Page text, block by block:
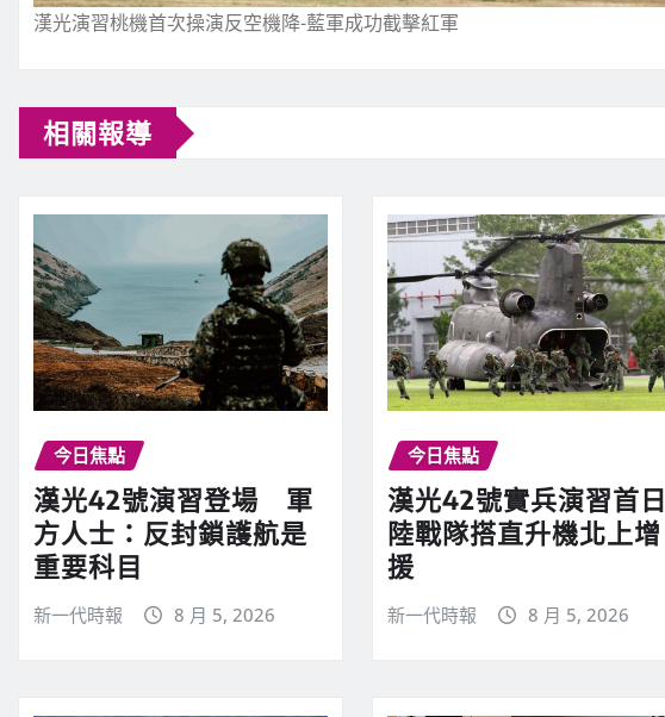
漢光演習桃機首次操演反空機降-藍軍成功截擊紅軍
相關報導
今日焦點
漢光42號演習登場 軍
方人士：反封鎖護航是
重要科目
新一代時報 8 月 5, 2026
今日焦點
漢光42號實兵演習首日
陸戰隊搭直升機北上增
援
新一代時報 8 月 5, 2026